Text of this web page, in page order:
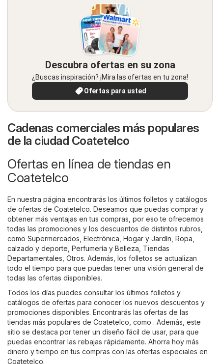
Descubra ofertas en su zona
¿Buscas inspiración? ¡Mira las ofertas en tu zona!
Ofertas para usted
Cadenas comerciales más populares
de la ciudad Coatetelco
Ofertas en línea de tiendas en
Coatetelco
En nuestra página encontrarás los últimos folletos y catálogos
de ofertas de Coatetelco. Deseamos que puedas comprar y
obtener más ventajas en tus compras, por eso te ofrecemos
todas las promociones y los descuentos de distintos rubros,
como Supermercados Electrónica Hogar y Jardín Ropa,
calzado y deporte Perfumería y Belleza Tiendas
Departamentales Otros. Además, los folletos se actualizan
todo el tiempo para que puedas tener una visión general de
todas las ofertas disponibles.
Todos los días puedes consultar los últimos folletos y
catálogos de ofertas para conocer los nuevos descuentos y
promociones disponibles. Encontrarás las ofertas de las
tiendas más populares de Coatetelco, como . Además, este
sitio se destaca por tener un diseño fácil de usar, para que
puedas encontrar las rebajas rápidamente. Ahorra hoy más
dinero y tiempo en tus compras con las ofertas especiales en
Coatetelco.